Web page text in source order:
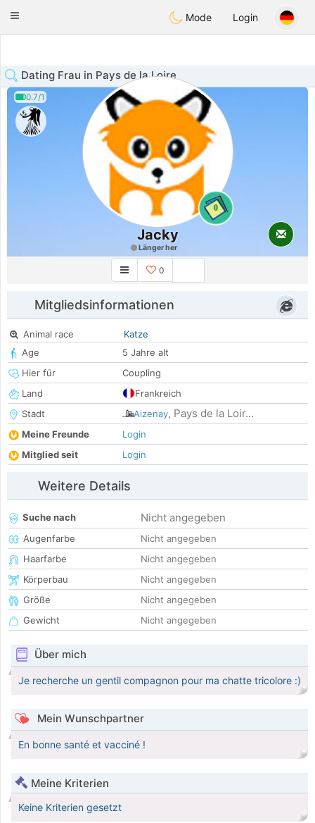
Animour
Toggle
Mode Login
Dating Frau in Pays de la Loire
0.7/1
0
Jacky
Länger her
0
Mitgliedsinformationen
Animal race
Katze
Age
5 Jahre alt
Hier für
Coupling
Land
Frankreich
Stadt
Aizenay, Pays de la Loir...
Meine Freunde
Login
Mitglied seit
Login
Weitere Details
Suche nach Nicht angegeben
Augenfarbe
Nicht angegeben
Haarfarbe
Nicht angegeben
Körperbau
Nicht angegeben
Größe
Nicht angegeben
Gewicht
Nicht angegeben
Über mich
Je recherche un gentil compagnon pour ma chatte tricolore :)
Mein Wunschpartner
En bonne santé et vacciné !
Meine Kriterien
Keine Kriterien gesetzt